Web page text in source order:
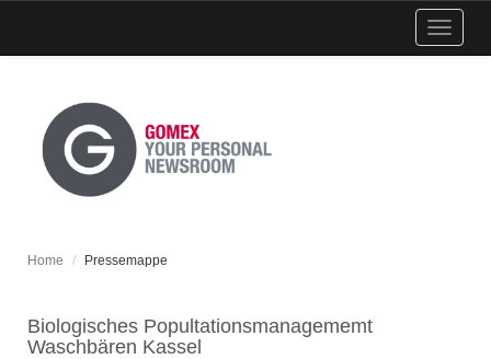
Menü
Home Pressemappe
Biologisches Popultationsmanagememt
Waschbären Kassel